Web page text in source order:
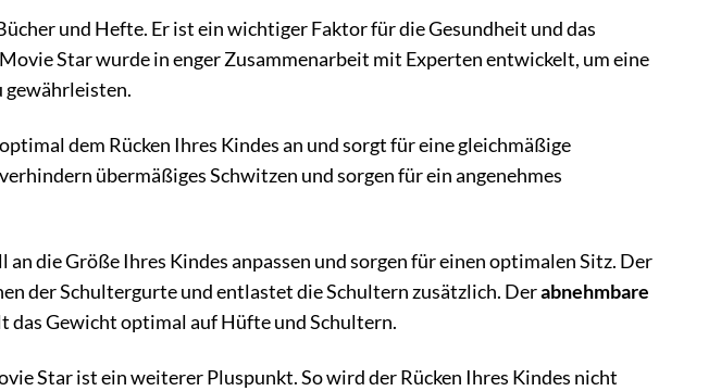
und Hefte. Er ist ein wichtiger Faktor für die Gesundheit und das
Star wurde in enger Zusammenarbeit mit Experten entwickelt, um eine
gewährleisten.
dem Rücken Ihres Kindes an und sorgt für eine gleichmäßige
übermäßiges Schwitzen und sorgen für ein angenehmes
an die Größe Ihres Kindes anpassen und sorgen für einen optimalen Sitz. Der
der Schultergurte und entlastet die Schultern zusätzlich. Derabnehmbare
Gewicht optimal auf Hüfte und Schultern.
Star ist ein weiterer Pluspunkt. So wird der Rücken Ihres Kindes nicht